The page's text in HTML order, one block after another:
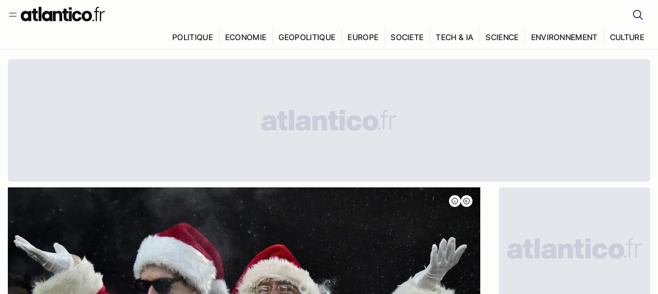
POLITIQUE ECONOMIE GEOPOLITIQUE EUROPE SOCIETE TECH & IA SCIENCE ENVIRONNEMENT CULTURE